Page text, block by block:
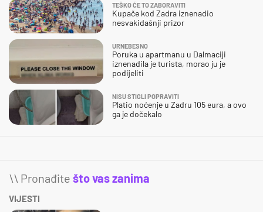
TEŠKO ĆE TO ZABORAVITI
Kupače kod Zadra iznenadio
nesvakidašnji prizor
URNEBESNO
Poruka u apartmanu u Dalmaciji
iznenadila je turista, morao ju je
podijeliti
NISU STIGLI POPRAVITI
Platio noćenje u Zadru 105 eura, a ovo
ga je dočekalo
\\ Pronađite što vas zanima
VIJESTI